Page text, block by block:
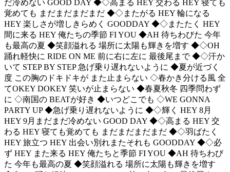
だ冷めない GOOD DAY ◆◇高まる HEY 交わる HEY 寝ても
覚めても まだまだまだまだ ◆◇またがる HEY 輪になる
HEY 楽しさが増しきらめく GOODDAY ◆◇またたく HEY
間に来る HEY 俺たちの季節 FI YOU ◆AH 待ちわびた 今年
も最高の夏 ◆笑顔溢れる 場所に太陽も輝きを増す ◆◇OH
踊れ軽快に RIDE ON ME 前に右に左に 最後尾まで ◆◇汗か
いて STEP BY STEP 急げ乗り遅れないように ◆夏が近づく
度 この胸のドキドキが また止まらない ◇春かき分ける風 全
てOKEY DOKEY 笑いが止まらない ◆春夏秋冬 四季問わず
に ◇南国の BEATが好き ◆いつどこでも ◇WE GONNA
PARTY UP ◆急げ乗り遅れないように ◆◇輝く HEY 8月
HEY 9月まだまだ冷めない GOOD DAY ◆◇高まる HEY 交
わる HEY 寝ても覚めても まだまだまだまだ ◆◇羽ばたく
HEY 旅立つ HEY 出会い別れまたそれも GOODDAY ◆◇必
ず HEY また来る HEY 俺たちと季節 FI YOU ◆AH 待ちわび
た 今年も最高の夏 ◆笑顔溢れる 場所に太陽も輝きを増す